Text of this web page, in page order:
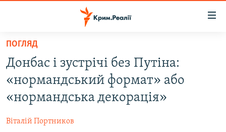
Перейти
основного
матеріалу
Перейти
до
основної
НОВИНИ
ВОДА.КРИМ
ВІДЕО ТА ФОТО
БЛОГИ
ПОГЛЯД
Донбас і зустрічі без Путіна:
«нормандський формат» або
«нормандська декорація»
Віталій Портников